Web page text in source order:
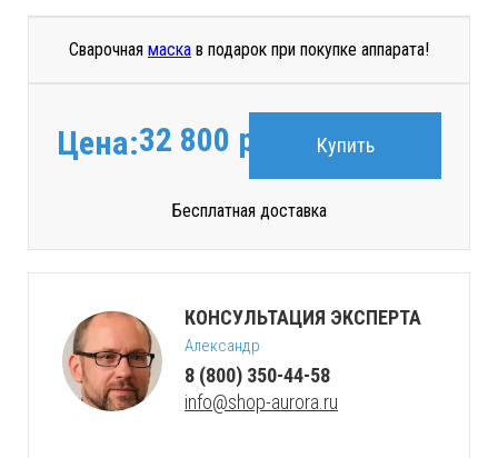
Сварочная маска в подарок при покупке аппарата!
Цена:32 800 руб.
Бесплатная доставка
Купить
КОНСУЛЬТАЦИЯ ЭКСПЕРТА
Александр
8 (800) 350-44-58
info@shop-aurora.ru